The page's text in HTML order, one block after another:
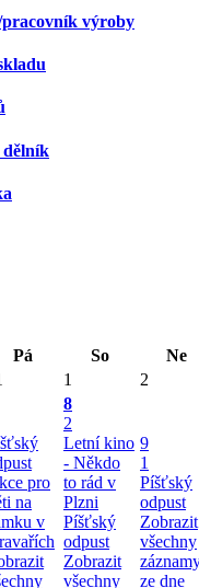
výroby
dělník
Pá So
Ne
1 2
pro
na
v
8
2
Letní kino
- Někdo
to rád v
Plzni
Píšťský
odpust
Zobrazit
všechny
9
1
Píšťský
odpust
Zobrazit
všechny
ze dne